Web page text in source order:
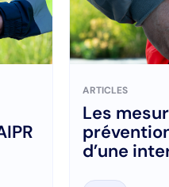
ARTICLES
Les
d’une